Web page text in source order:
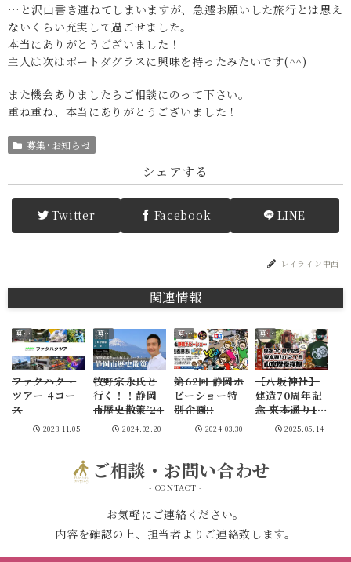
…と沢山書き連ねてしまいますが、急遽お願いした旅行とは思え
ないくらい充実して過ごせました。
本当にありがとうございました！
主人は次はポートダグラスに興味を持ったみたいです(^^)
また機会ありましたらご相談にのって下さい。
重ね重ね、本当にありがとうございました！
募集･お知らせ
シェアする
Twitter Facebook LINE
レイライン中西
関連情報
募集･お知らせ
ファクハク・
ツアー 4コー
ス
2023.11.05
募集･お知らせ
牧野宗永氏と
行く！！静岡
市歴史散策’24
2024.02.20
募集･お知らせ
第62回 静岡ホ
ビーショー特
別企画!!
2024.03.30
募集･お知らせ
【八坂神社】
建造70周年記
念 東本通り1,2
丁目 山車搭乗
拝観
2025.05.14
ご相談・お問い合わせ
- CONTACT -
お気軽にご連絡ください。
内容を確認の上、担当者よりご連絡致します。